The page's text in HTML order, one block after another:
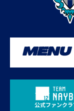
MENU
公式ファンク